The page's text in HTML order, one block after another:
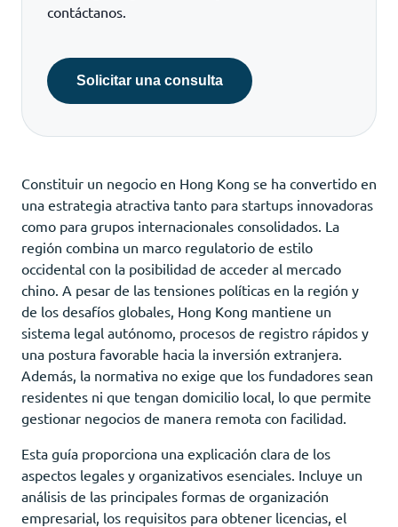
contáctanos.
Solicitar una consulta
Constituir un negocio en Hong Kong se ha convertido en
una estrategia atractiva tanto para startups innovadoras
como para grupos internacionales consolidados. La
región combina un marco regulatorio de estilo
occidental con la posibilidad de acceder al mercado
chino. A pesar de las tensiones políticas en la región y
de los desafíos globales, Hong Kong mantiene un
sistema legal autónomo, procesos de registro rápidos y
una postura favorable hacia la inversión extranjera.
Además, la normativa no exige que los fundadores sean
residentes ni que tengan domicilio local, lo que permite
gestionar negocios de manera remota con facilidad.
Esta guía proporciona una explicación clara de los
aspectos legales y organizativos esenciales. Incluye un
análisis de las principales formas de organización
empresarial, los requisitos para obtener licencias, el